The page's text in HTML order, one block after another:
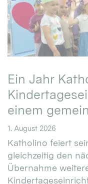
Ein Jahr
einem
1. August 2026
Katholino feiert
gleichzeitig den
Übernahme